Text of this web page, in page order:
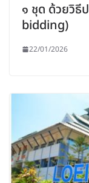
๑ ชุด ด้วยวิธี
bidding)
22/01/2026